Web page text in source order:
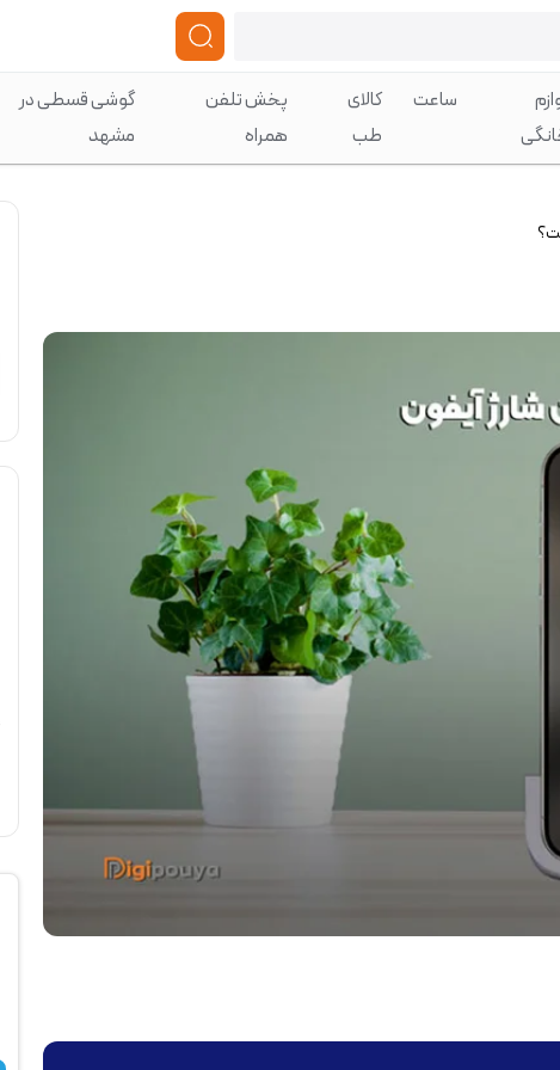
ساعت
کالای
طب
پخش تلفن
همراه
گوشی قسطی در
مشهد
C75 پوکو ظرفیت 8/256
44,000,000
(ویتنام)